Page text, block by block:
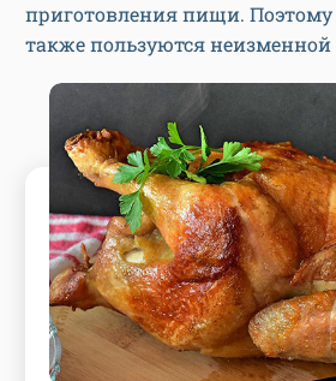
приготовления пищи. Поэтому
также пользуются